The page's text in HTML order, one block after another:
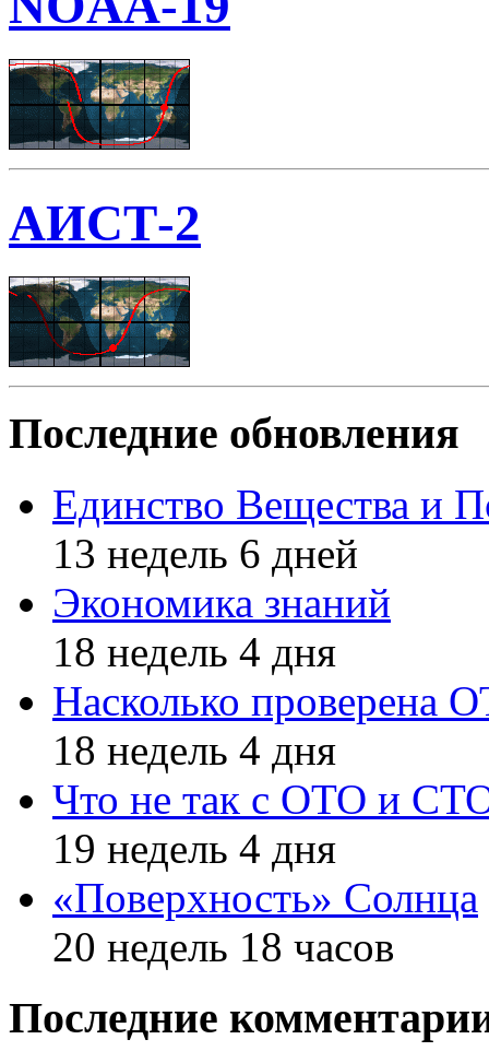
АИСТ-2
Последние обновления
Единство Вещества и
13 недель 6 дней
Экономика знаний
18 недель 4 дня
Насколько проверена
18 недель 4 дня
Что не так с ОТО и
19 недель 4 дня
«Поверхность» Солнца
20 недель 18 часов
Последние